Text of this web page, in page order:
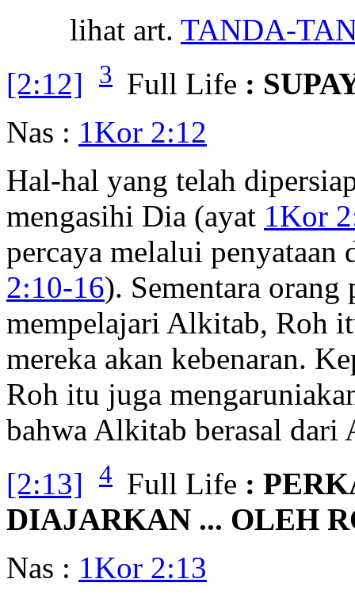
lihat art. TANDA-
[2:12]
3 Full Life :
Nas : 1Kor 2:12
Hal-hal yang telah
mengasihi Dia (ayat 1Kor
percaya melalui penyataan
2:10-16). Sementara orang
mempelajari Alkitab, Roh
mereka akan kebenaran.
Roh itu juga
bahwa Alkitab berasal dari
[2:13]
4 Full Life :
DIAJARKAN ... OLEH
Nas : 1Kor 2:13